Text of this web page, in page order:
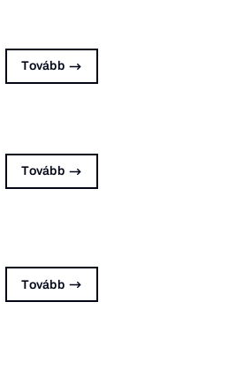
Tovább
Tovább
Tovább